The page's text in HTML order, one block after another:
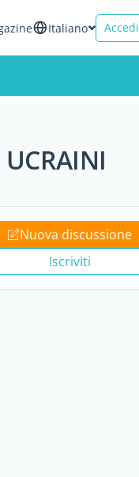
Italiano Accedi
Nuova discussione
Iscriviti